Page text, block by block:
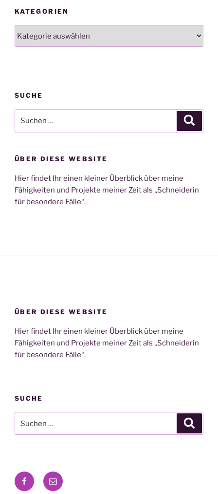
KATEGORIEN
SUCHE
nach:
ÜBER DIESE WEBSITE
Hier findet Ihr einen kleiner Überblick über meine
Fähigkeiten und Projekte meiner Zeit als „Schneiderin
für besondere Fälle“.
ÜBER DIESE WEBSITE
Hier findet Ihr einen kleiner Überblick über meine
Fähigkeiten und Projekte meiner Zeit als „Schneiderin
für besondere Fälle“.
SUCHE
nach:
FacebookEmail